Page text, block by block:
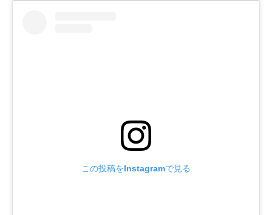
この投稿をInstagramで見る